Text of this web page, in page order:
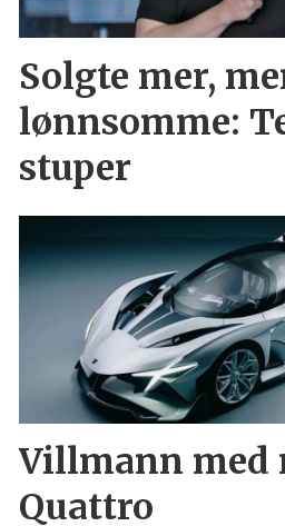
Solgte mer,
lønnsomme:
stuper
Villmann
Quattro